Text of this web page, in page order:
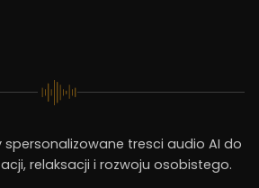
spersonalizowane tresci audio AI do
relaksacji i rozwoju osobistego.